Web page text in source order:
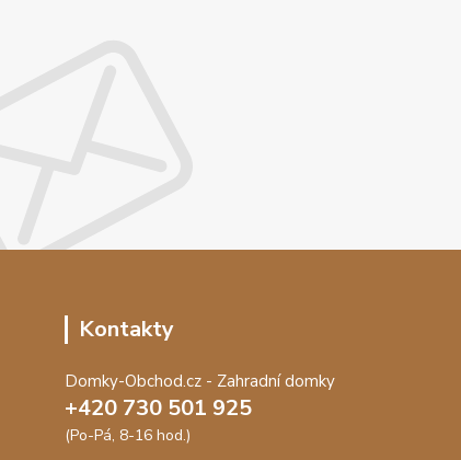
Kontakty
Domky-Obchod.cz - Zahradní domky
+420 730 501 925
(Po-Pá, 8-16 hod.)